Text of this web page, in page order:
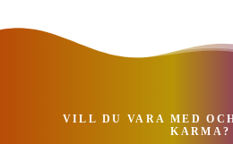
VILL DU VARA MED
KARMA?